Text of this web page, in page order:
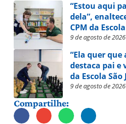
“Estou aqui
dela”,
CPM da
9 de agosto de 2026
“Ela quer
destaca pai e
da Escola São
9 de agosto de 2026
Compartilhe: